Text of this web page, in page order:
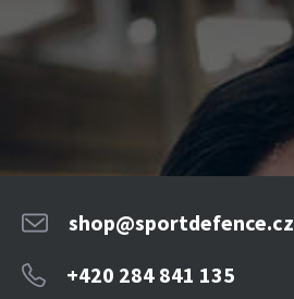
shop@sportdefence.cz
+420 284 841 135